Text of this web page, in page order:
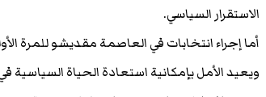
الاستقرار السياسي.
أما إجراء انتخابات في العاصمة مقديشو للمرة
ويعيد الأمل بإمكانية استعادة الحياة السياسية